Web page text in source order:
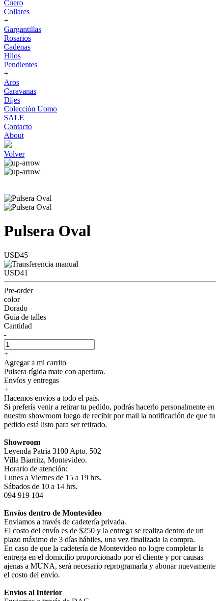
Cuero
Collares
+
Gargantillas
Rosarios
Cadenas
Hilos
Pendientes
+
Aros
Caravanas
Dijes
Colección Uomo
SALE
Contacto
About
Volver
Pulsera Oval
USD45
USD41
Pre-order
color
Dorado
Guía de talles
Cantidad
-
+
Agregar a mi carrito
Pulsera rígida mate con apertura.
Envíos y entregas
+
Hacemos envíos a todo el país.
Si preferís venir a retirar tu pedido, podrás hacerlo personalmente en
nuestro showroom luego de recibir por mail la notificación de que tu
pedido está listo para ser retirado.
Showroom
Leyenda Patria 3100 Apto. 502
Villa Biarritz, Montevideo.
Horario de atención:
Lunes a Viernes de 15 a 19 hrs.
Sábados de 10 a 14 hrs.
094 919 104
Envíos dentro de Montevideo
Enviamos a través de cadetería privada.
El costo del envío es de $250 y la entrega se realiza dentro de un
plazo máximo de 3 días hábiles, una vez finalizada la compra.
En caso de que la cadetería de Montevideo no logre completar la
entrega en el domicilio proporcionado por el cliente y por causas
ajenas a MUNA, será necesario reprogramarla y abonar nuevamente
el costo del envío.
Envíos al Interior